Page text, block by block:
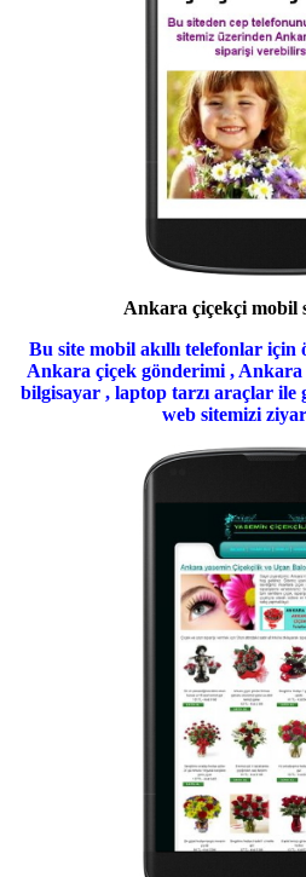
Ankara çiçekçi mobil
Bu site mobil akıllı telefonlar için
Ankara çiçek gönderimi , Ankara
bilgisayar , laptop tarzı araçlar ile
web sitemizi